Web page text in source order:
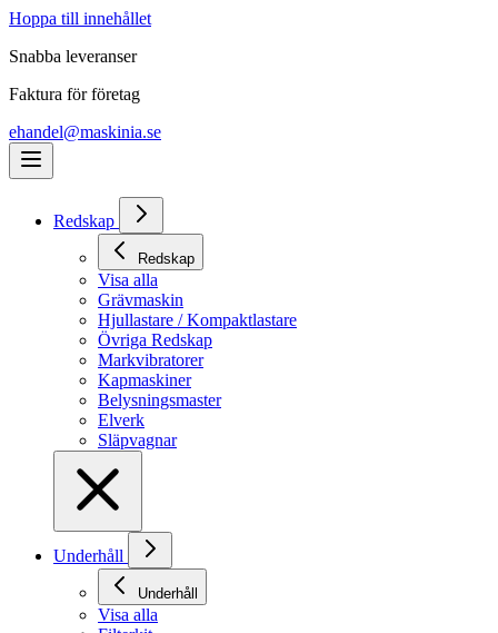
Hoppa till innehållet
Snabba leveranser
Faktura för företag
ehandel@maskinia.se
Redskap
Redskap
Visa alla
Grävmaskin
Hjullastare / Kompaktlastare
Övriga Redskap
Markvibratorer
Kapmaskiner
Belysningsmaster
Elverk
Släpvagnar
Underhåll
Underhåll
Visa alla